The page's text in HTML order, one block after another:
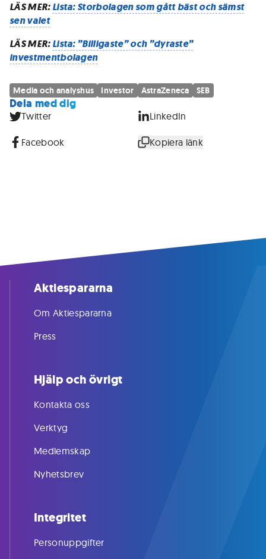
LÄS MER:Lista: Storbolagen som gått bäst och sämst
sen valet
LÄS MER:Lista: ”Billigaste” och ”dyraste”
investmentbolagen
Media och analyshus Investor AstraZeneca SEB
Dela med dig
Twitter LinkedIn
Facebook Kopiera länk
Aktiespararna
Om Aktiespararna
Press
Hjälp och övrigt
Kontakta oss
Verktyg
Medlemskap
Nyhetsbrev
Integritet
Personuppgifter